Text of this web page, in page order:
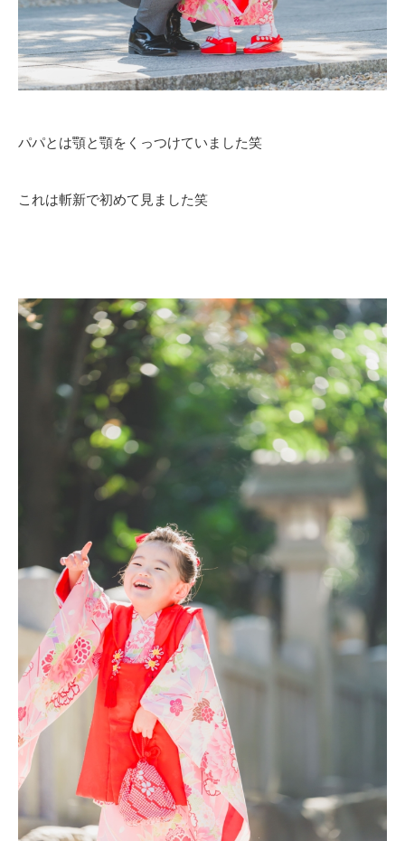
パパとは顎と顎をくっつけていました笑
これは斬新で初めて見ました笑